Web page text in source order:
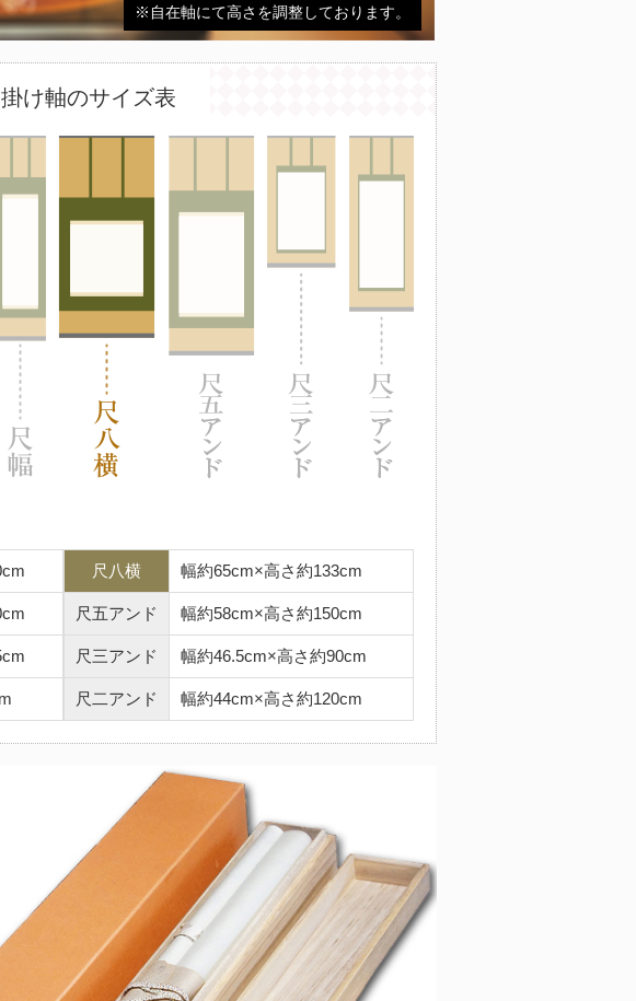
※自在軸にて高さを調整しております。
掛け軸のサイズ表
尺八横 幅約65cm×高さ約133cm
尺五アンド 幅約58cm×高さ約150cm
尺三アンド 幅約46.5cm×高さ約90cm
尺二アンド 幅約44cm×高さ約120cm